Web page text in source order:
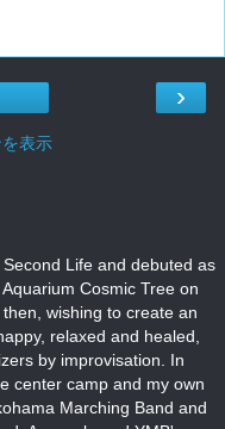
›
表示
Life and debuted as
Cosmic Tree on
wishing to create an
relaxed and healed,
by improvisation. In
center camp and my own
Marching Band and